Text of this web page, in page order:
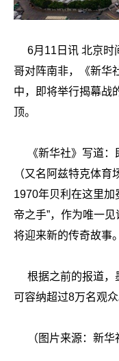
6月11日讯 北京时
哥对阵南非，《新华
中，即将举行揭幕战
顶。
《新华社》写道
（又名阿兹特克体育
1970年贝利在这里加
帝之手”，作为唯一
将迎来新的传奇故事。
根据之前的报道，
可容纳超过8万名观众
（图片来源：新华